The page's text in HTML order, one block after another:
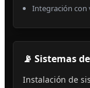
Integración con
📡 Sistemas
Instalación de